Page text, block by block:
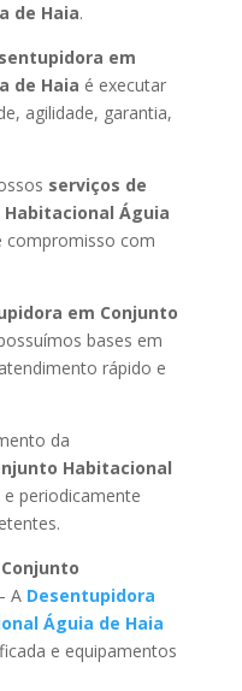
de Haia.
em
de Haia é executar
agilidade, garantia,
serviços de
Águia
compromisso com
em Conjunto
bases em
rápido e
da
Habitacional
e periodicamente
A Desentupidora
Águia de Haia
e equipamentos